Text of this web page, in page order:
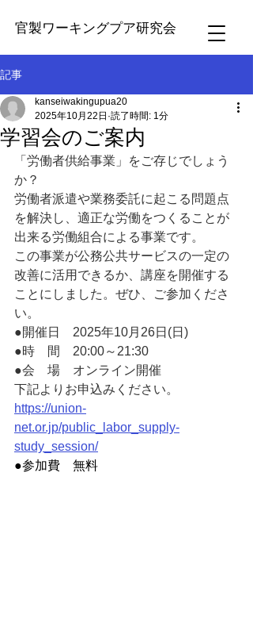
官製ワーキングプア研究会
記事
学習会のご案内
kanseiwakingupua20
2025年10月22日 読了時間: 1分
「労働者供給事業」をご存じでしょう
か？
労働者派遣や業務委託に起こる問題点
を解決し、適正な労働をつくることが
出来る労働組合による事業です。
この事業が公務公共サービスの一定の
改善に活用できるか、講座を開催する
ことにしました。ぜひ、ご参加くださ
い。
●開催日　2025年10月26日(日)
●時　間　20:00～21:30
●会　場　オンライン開催
下記よりお申込みください。
https://union-
net.or.jp/public_labor_supply-
study_session/
●参加費　無料